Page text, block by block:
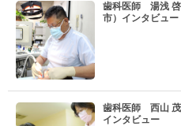
歯科医師 湯浅 啓
市）インタビュー
歯科医師 西山 茂
インタビュー